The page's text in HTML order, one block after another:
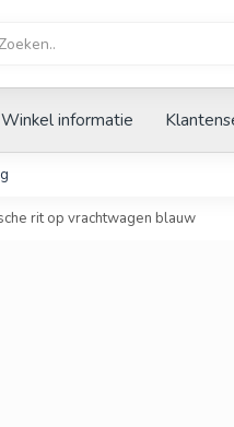
Winkel informatie
rit op vrachtwagen blauw